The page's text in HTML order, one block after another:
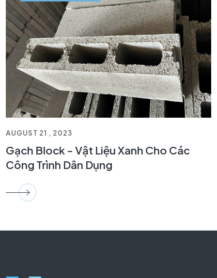
AUGUST 21 , 2023
Gạch Block - Vật Liệu Xanh Cho Các
Công Trình Dân Dụng